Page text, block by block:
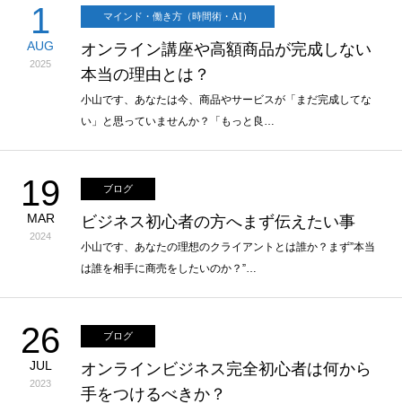
1
AUG
2025
マインド・働き方（時間術・AI）
オンライン講座や高額商品が完成しない
本当の理由とは？
小山です、あなたは今、商品やサービスが「まだ完成してな
い」と思っていませんか？「もっと良…
19
MAR
2024
ブログ
ビジネス初心者の方へまず伝えたい事
小山です、あなたの理想のクライアントとは誰か？まず”本当
は誰を相手に商売をしたいのか？”…
26
JUL
2023
ブログ
オンラインビジネス完全初心者は何から
手をつけるべきか？